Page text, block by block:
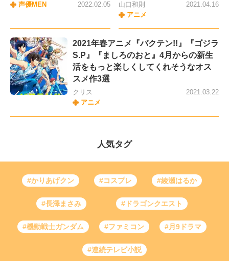
声優MEN 2022.02.05
山口和則
アニメ
2021.04.16
2021年春アニメ『バクテン!!』『ゴジラ
S.P』『ましろのおと』4月からの新生
活をもっと楽しくしてくれそうなオス
スメ作3選
クリス
アニメ
2021.03.22
人気タグ
#かりあげクン #コスプレ #綾瀬はるか
#長澤まさみ #ドラゴンクエスト
#機動戦士ガンダム #ファミコン #月9ドラマ
#連続テレビ小説